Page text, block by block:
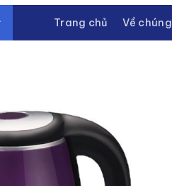
Trang chủ Về